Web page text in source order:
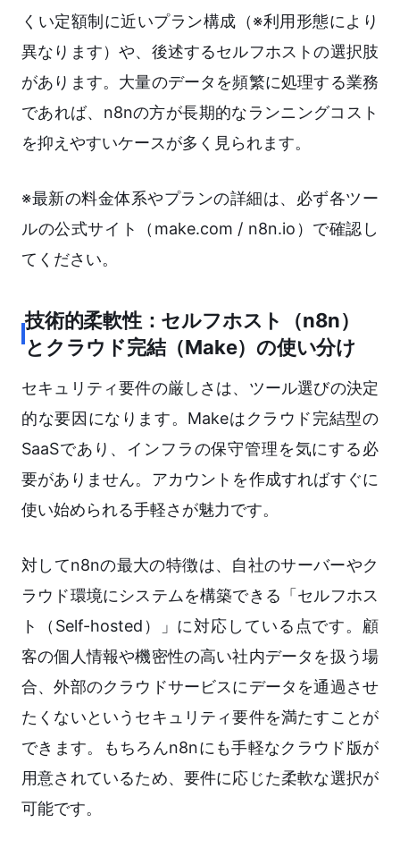
くい定額制に近いプラン構成（※利用形態により
異なります）や、後述するセルフホストの選択肢
があります。大量のデータを頻繁に処理する業務
であれば、n8nの方が長期的なランニングコスト
を抑えやすいケースが多く見られます。
※最新の料金体系やプランの詳細は、必ず各ツー
ルの公式サイト（make.com / n8n.io）で確認し
てください。
技術的柔軟性：セルフホスト（n8n）
とクラウド完結（Make）の使い分け
セキュリティ要件の厳しさは、ツール選びの決定
的な要因になります。Makeはクラウド完結型の
SaaSであり、インフラの保守管理を気にする必
要がありません。アカウントを作成すればすぐに
使い始められる手軽さが魅力です。
対してn8nの最大の特徴は、自社のサーバーやク
ラウド環境にシステムを構築できる「セルフホス
ト（Self-hosted）」に対応している点です。顧
客の個人情報や機密性の高い社内データを扱う場
合、外部のクラウドサービスにデータを通過させ
たくないというセキュリティ要件を満たすことが
できます。もちろんn8nにも手軽なクラウド版が
用意されているため、要件に応じた柔軟な選択が
可能です。